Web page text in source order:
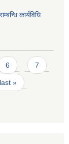
कार्यविधि
6 7
last »